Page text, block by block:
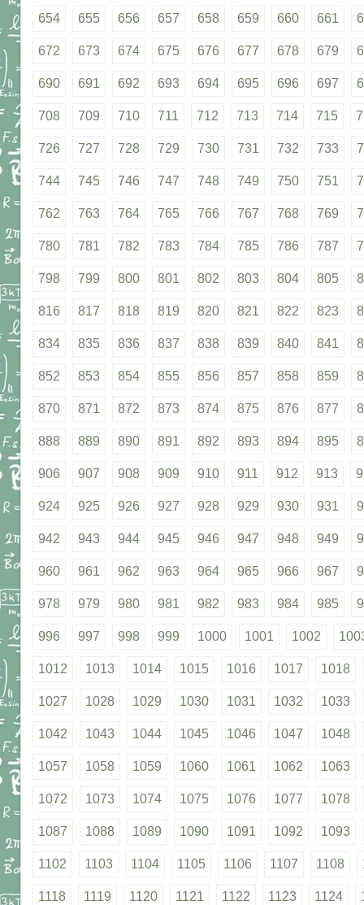
654 655 656 657 658 659 660 661
672 673 674 675 676 677 678 679
690 691 692 693 694 695 696 697
708 709 710 711 712 713 714 715
726 727 728 729 730 731 732 733
744 745 746 747 748 749 750 751
762 763 764 765 766 767 768 769
780 781 782 783 784 785 786 787
798 799 800 801 802 803 804 805
816 817 818 819 820 821 822 823
834 835 836 837 838 839 840 841
852 853 854 855 856 857 858 859
870 871 872 873 874 875 876 877
888 889 890 891 892 893 894 895
906 907 908 909 910 911 912 913
924 925 926 927 928 929 930 931
942 943 944 945 946 947 948 949
960 961 962 963 964 965 966 967
978 979 980 981 982 983 984 985
996 997 998 999 1000 1001 1002
1012 1013 1014 1015 1016 1017 1018
1027 1028 1029 1030 1031 1032 1033
1042 1043 1044 1045 1046 1047 1048
1057 1058 1059 1060 1061 1062 1063
1072 1073 1074 1075 1076 1077 1078
1087 1088 1089 1090 1091 1092 1093
1102 1103 1104 1105 1106 1107 1108
1118 1119 1120 1121 1122 1123 1124